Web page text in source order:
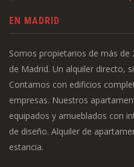
EN MADRID
Somos propietarios de más
de Madrid. Un alquiler directo,
Contamos con edificios
empresas. Nuestros
equipados y amueblados con
de diseño. Alquiler de
estancia.